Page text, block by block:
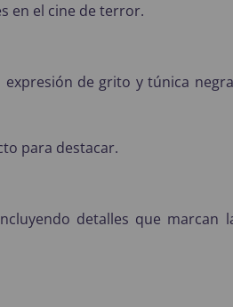
en el cine de terror.
de grito y túnica
para destacar.
detalles que marcan